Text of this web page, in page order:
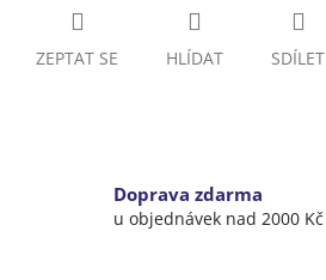
ZEPTAT SE HLÍDAT SDÍLET
Doprava zdarma
u objednávek nad 2000 Kč